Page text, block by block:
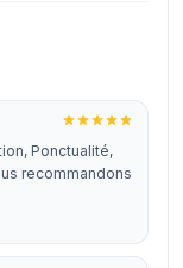
Ponctualité,
recommandons